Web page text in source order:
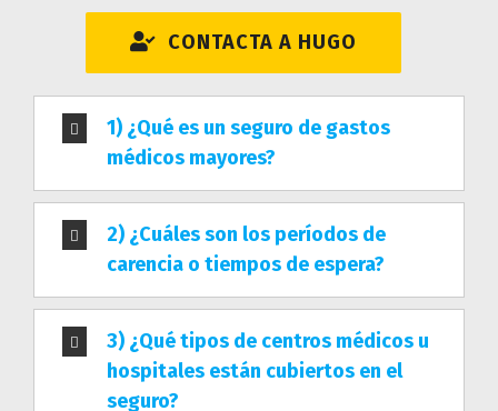
CONTACTA A HUGO
1) ¿Qué es un seguro de gastos
médicos mayores?
2) ¿Cuáles son los períodos de
carencia o tiempos de espera?
3) ¿Qué tipos de centros médicos u
hospitales están cubiertos en el
seguro?